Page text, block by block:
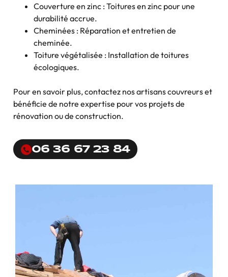
Couverture en zinc : Toitures en zinc pour une
durabilité accrue.
Cheminées : Réparation et entretien de
cheminée.
Toiture végétalisée : Installation de toitures
écologiques.
Pour en savoir plus, contactez nos artisans couvreurs et
bénéficie de notre expertise pour vos projets de
rénovation ou de construction.
06 36 67 23 84